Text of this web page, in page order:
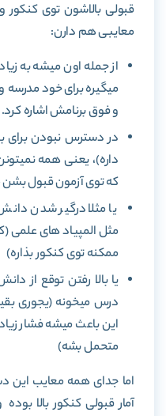
قبولی بالاشون توی
معایبی هم دارن:
از جمله اون میشه به
میگیره برای خود
و فوق برنامش اشاره کرد.
در دسترس نبودن برای
داره)، یعنی همه
که توی آزمون قبول بشن
یا مثلا درگیر شدن
مثل المپیاد های علمی
ممکنه توی کنکور بذاره)
یا بالا رفتن توقع از
درس میخونه (یجوری
این باعث میشه فشار
متحمل بشه)
اما جدای همه معایب
آمار قبولی کنکور بالا